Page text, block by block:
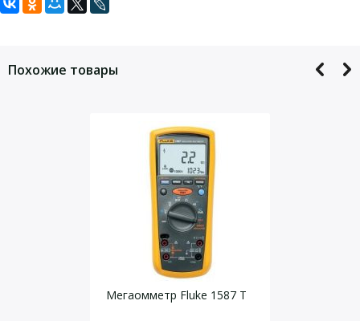
Технические характеристики PCE-CLL
Область измерения
Да
64 Кбайт (32.000 Значений)
регулируемый 1 s … 12 часов
Dgraph и USB-драйверы (ВКЛ.)
Батарея или USB
около 3 лет по 1 мин частотой
дискретизации
ABS, TPU, PC
-35 … +80 °C
Комплект поставки PCE-CLL 1:
1 х программное обеспечение
Задать вопрос
обработку персональных данных
Похожие товары
Мегаомметр Fluke 1587 T